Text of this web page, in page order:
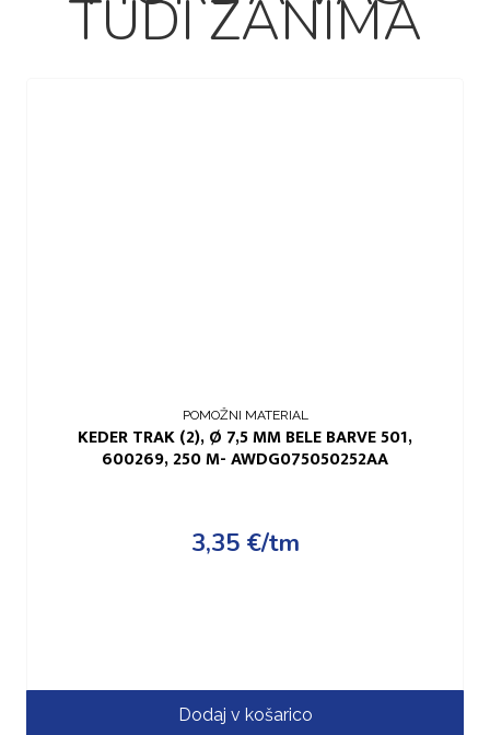
TUDI ZANIMA
POMOŽNI MATERIAL
KEDER TRAK (2), Ø 7,5 MM BELE BARVE 501,
600269, 250 M- AWDG075050252AA
3,35 €/tm
Dodaj v košarico